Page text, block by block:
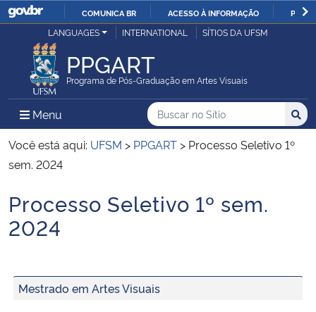
IR
COMUNICA BR ACESSO À INFORMAÇÃO
Ministério da Justiça e Segurança Pública
Ministério da Defesa
Ministério das Relações Exteriores
Ministério da Infraestrutura
Ministério da Educação
LANGUAGES INTERNATIONAL SÍTIOS DA UFSM
PPGART
Programa de Pós-Graduação em Artes Visuais
Menu Menu Principal do Sítio
Busca
Buscar no no Sítio
Busca:
Você está aqui: UFSM > PPGART > Processo Seletivo 1º
sem. 2024
Início do conteúdo
Processo Seletivo 1º sem.
2024
Mestrado em Artes Visuais